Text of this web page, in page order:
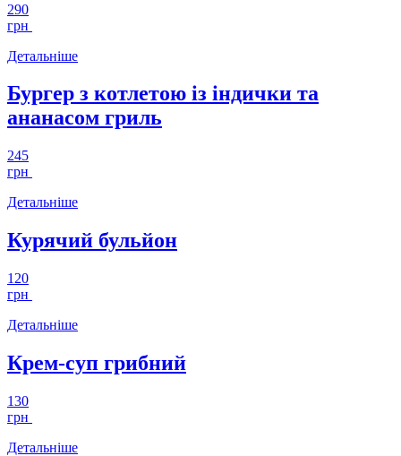
290
грн
Детальніше
Бургер з котлетою із індички та
ананасом гриль
245
грн
Детальніше
Курячий бульйон
120
грн
Детальніше
Крем-суп грибний
130
грн
Детальніше